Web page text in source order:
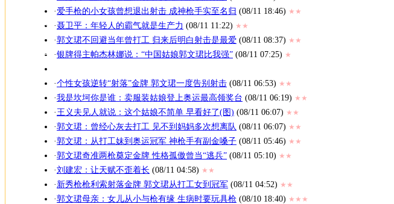
BBS
·爱手枪的小女孩曾想退出射击 成神枪手实至名归 (08/11 18:46) ★★
·聂卫平：年轻人的霸气就是生产力 (08/11 11:22) ★★
·郭文珺不回避当年曾打工 归来后明白射击是最爱 (08/11 08:37) ★★
·银牌得主帕杰林娜说：“中国姑娘郭文珺比我强” (08/11 07:25) ★
·个性女孩逆转“射落”金牌 郭文珺一度告别射击 (08/11 06:53) ★★
·我是坎坷你是谁：卖服装姑娘登上奥运最高领奖台 (08/11 06:19) ★★
· 王义夫见人就说：这个姑娘不简单 早看好了(图) (08/11 06:07) ★★
·郭文珺：曾经心灰去打工 见不到妈妈多次想离队 (08/11 06:07) ★★
·郭文珺：从打工妹到奥运冠军 神枪手有副金嗓子 (08/11 05:46) ★★
·郭文珺奇准两枪奠定金牌 性格孤傲曾当“逃兵” (08/11 05:10) ★★
·刘建宏：让天赋不歪着长 (08/11 04:58) ★★
· 新秀枪枪利索射落金牌 郭文珺从打工女到冠军 (08/11 04:52) ★★
·郭文珺母亲：女儿从小与枪有缘 生病时要玩具枪 (08/10 18:40) ★★★